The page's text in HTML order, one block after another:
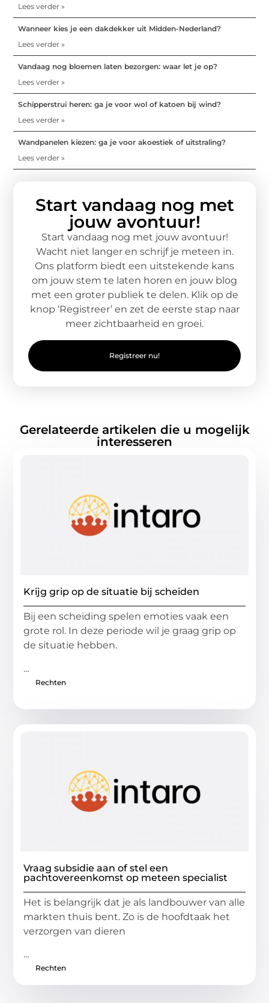
Lees verder »
Wanneer kies je een dakdekker uit Midden-Nederland?
Lees verder »
Vandaag nog bloemen laten bezorgen: waar let je op?
Lees verder »
Schipperstrui heren: ga je voor wol of katoen bij wind?
Lees verder »
Wandpanelen kiezen: ga je voor akoestiek of uitstraling?
Lees verder »
Start vandaag nog met
jouw avontuur!
Start vandaag nog met jouw avontuur!
Wacht niet langer en schrijf je meteen in.
Ons platform biedt een uitstekende kans
om jouw stem te laten horen en jouw blog
met een groter publiek te delen. Klik op de
knop ‘Registreer’ en zet de eerste stap naar
meer zichtbaarheid en groei.
Registreer nu!
Gerelateerde artikelen die u mogelijk
interesseren
Krijg grip op de situatie bij scheiden
Bij een scheiding spelen emoties vaak een
grote rol. In deze periode wil je graag grip op
de situatie hebben.
...
Rechten
Vraag subsidie aan of stel een
pachtovereenkomst op meteen specialist
Het is belangrijk dat je als landbouwer van alle
markten thuis bent. Zo is de hoofdtaak het
verzorgen van dieren
...
Rechten